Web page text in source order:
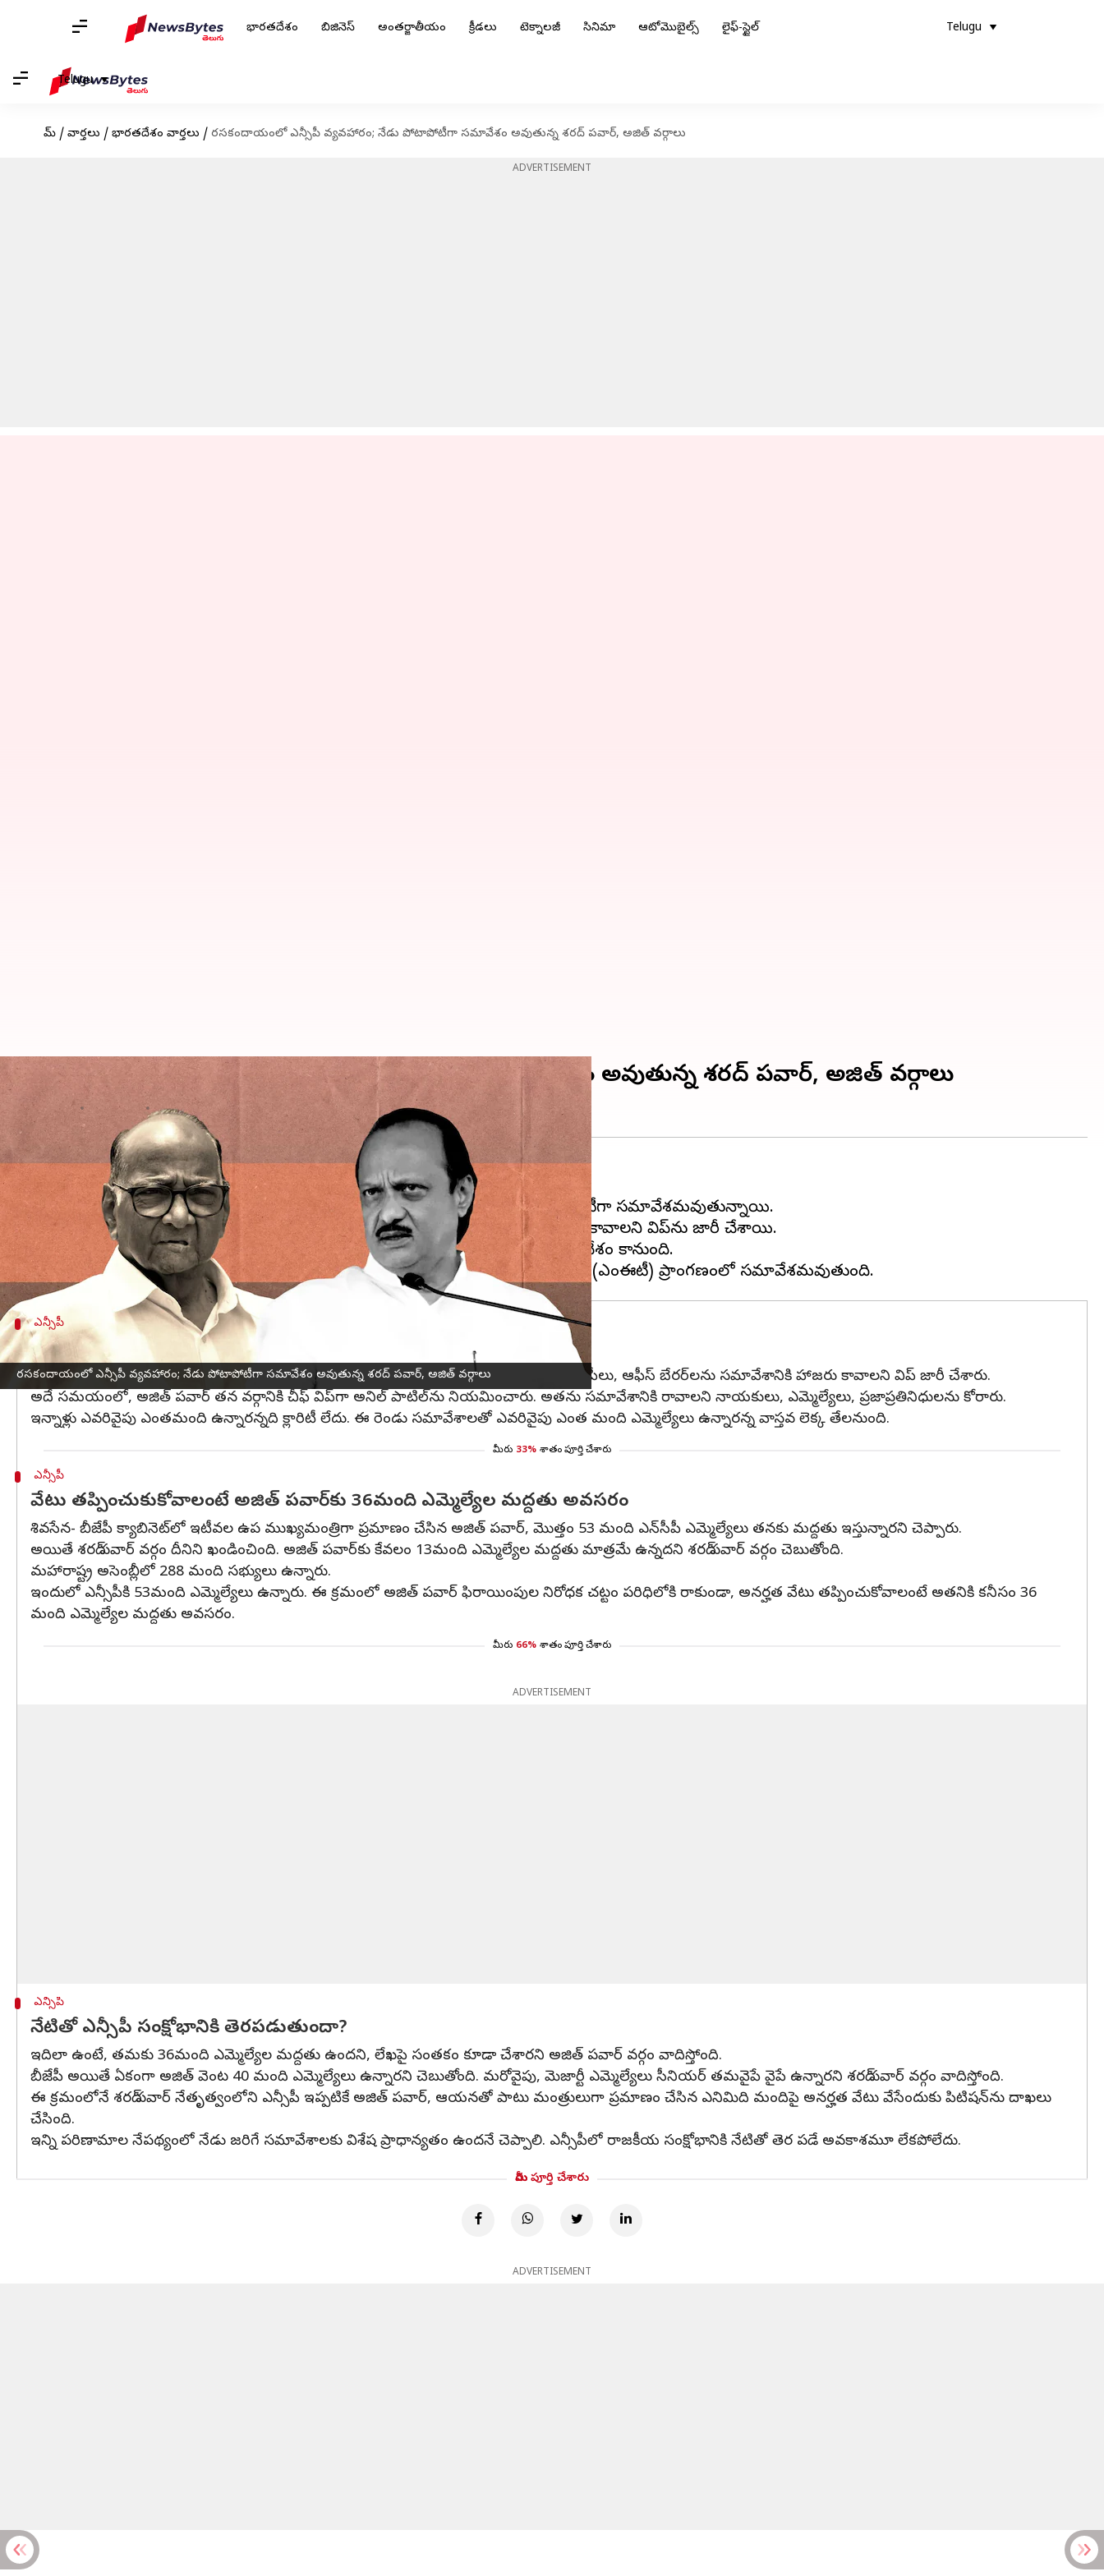
భారతదేశం బిజినెస్ అంతర్జాతీయం క్రీడలు టెక్నాలజీ సినిమా ఆటోమొబైల్స్ లైఫ్-స్టైల్ Telugu
Telugu
హోమ్ / వార్తలు / భారతదేశం వార్తలు / రసకందాయంలో ఎన్సీపీ వ్యవహారం; నేడు పోటాపోటీగా సమావేశం అవుతున్న శరద్ పవార్, అజిత్ వర్గాలు
ADVERTISEMENT
రసకందాయంలో ఎన్సీపీ వ్యవహారం; నేడు పోటాపోటీగా సమావేశం అవుతున్న శరద్ పవార్, అజిత్ వర్గాలు
రసకందాయంలో ఎన్సీపీ వ్యవహారం; నేడు పోటాపోటీగా సమావేశం అవుతున్న శరద్ పవార్, అజిత్ వర్గాలు
వ్రాసిన వారు Stalin Jul 05, 2023 11:02 am
ఈ వార్తాకథనం ఏంటి
మహారాష్ట్ర లో నేషనలిస్ట్ కాంగ్రెస్ పార్టీ (ఎన్సీపీ) సంక్షోభం రసకందాయంలో పడింది.
ఎన్సీపీలోని శరద్ పవార్వర్గం, అజిత్ పవార్ వర్గం బుధవారంముంబైలో వేర్వేరుగా పోటీపోటీగా సమావేశమవుతున్నాయి.
ఈ నేపథ్యంలో రెండు వర్గాలు తమ చీఫ్ విప్‌లను నియమించుకున్నాయి. సమావేశానికి హాజరు కావాలని విప్‌ను జారీ చేశాయి.
అజిత్ పవార్
ఎన్సీపీ
ఎవరివైపు ఎంత మంది ఎమ్మెల్యేలు ఉన్నారన్న దానిపై క్లారిటీ
శరద్ పవార్ వర్గానికి చీఫ్ విప్‌గా పనిచేస్తున్న జితేంద్ర అవద్, రాష్ట్రవ్యాప్తంగా ఉన్న పార్టీ ఎమ్మెల్యేలు, ఎంపీలు, ఆఫీస్ బేరర్‌లను సమావేశానికి హాజరు కావాలని విప్ జారీ చేశారు.
అదే సమయంలో, అజిత్ పవార్ తన వర్గానికి చీఫ్ విప్‌గా అనిల్ పాటిల్‌ను నియమించారు. అతను సమావేశానికి రావాలని నాయకులు, ఎమ్మెల్యేలు, ప్రజాప్రతినిధులను కోరారు.
ఇన్నాళ్లు ఎవరివైపు ఎంతమంది ఉన్నారన్నది క్లారిటీ లేదు. ఈ రెండు సమావేశాలతో ఎవరివైపు ఎంత మంది ఎమ్మెల్యేలు ఉన్నారన్న వాస్తవ లెక్క తేలనుంది.
మీరు 33% శాతం పూర్తి చేశారు
ఎన్సీపీ
వేటు తప్పించుకుకోవాలంటే అజిత్ పవార్‌కు 36మంది ఎమ్మెల్యేల మద్దతు అవసరం
శివసేన- బీజేపీ క్యాబినెట్‌లో ఇటీవల ఉప ముఖ్యమంత్రిగా ప్రమాణం చేసిన అజిత్ పవార్, మొత్తం 53 మంది ఎన్‌సీపీ ఎమ్మెల్యేలు తనకు మద్దతు ఇస్తున్నారని చెప్పారు.
అయితే శరద్ పవార్ వర్గం దీనిని ఖండించింది. అజిత్ పవార్‌కు కేవలం 13మంది ఎమ్మెల్యేల మద్దతు మాత్రమే ఉన్నదని శరద్ పవార్ వర్గం చెబుతోంది.
మహారాష్ట్ర అసెంబ్లీలో 288 మంది సభ్యులు ఉన్నారు.
ఇందులో ఎన్సీపీకి 53మంది ఎమ్మెల్యేలు ఉన్నారు. ఈ క్రమంలో అజిత్ పవార్‌ ఫిరాయింపుల నిరోధక చట్టం పరిధిలోకి రాకుండా, అనర్హత వేటు తప్పించుకోవాలంటే అతనికి కనీసం 36
మంది ఎమ్మెల్యేల మద్దతు అవసరం.
మీరు 66% శాతం పూర్తి చేశారు
ADVERTISEMENT
ఎన్సీపీ
నేటితో ఎన్సీపీ సంక్షోభానికి తెరపడుతుందా?
ఇదిలా ఉంటే, తమకు 36మంది ఎమ్మెల్యేల మద్దతు ఉందని, లేఖపై సంతకం కూడా చేశారని అజిత్ పవార్ వర్గం వాదిస్తోంది.
బీజేపీ అయితే ఏకంగా అజిత్‌ వెంట 40 మంది ఎమ్మెల్యేలు ఉన్నారని చెబుతోంది. మరోవైపు, మెజార్టీ ఎమ్మెల్యేలు సీనియర్ తమవైపే వైపే ఉన్నారని శరద్ పవార్ వర్గం వాదిస్తోంది.
ఈ క్రమంలోనే శరద్ పవార్ నేతృత్వంలోని ఎన్సీపీ ఇప్పటికే అజిత్ పవార్, ఆయనతో పాటు మంత్రులుగా ప్రమాణం చేసిన ఎనిమిది మందిపై అనర్హత వేటు వేసేందుకు పిటిషన్‌ను దాఖలు
చేసింది.
ఇన్ని పరిణామాల నేపథ్యంలో నేడు జరిగే సమావేశాలకు విశేష ప్రాధాన్యతం ఉందనే చెప్పాలి. ఎన్సీపీలో రాజకీయ సంక్షోభానికి నేటితో తెర పడే అవకాశమూ లేకపోలేదు.
మీరు పూర్తి చేశారు
ADVERTISEMENT